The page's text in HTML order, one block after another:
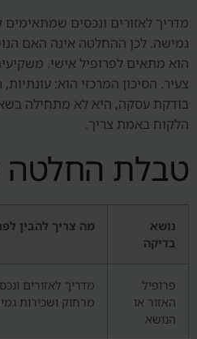
מדריך לאזורים ונכסים
גמישה. לכן ההחלטה אינה האם
הוא מתאים לפרופיל אישי.
צעיר. הסיכון המרכזי הוא:
בודקת עסקה, היא לא מתחילה
הלקוח באמת צריך.
טבלת החלטה
נושא
בדיקה
מה צריך להבין
פרופיל
האזור או
הנושא
מדריך לאזורים
מרחוק ושכירות